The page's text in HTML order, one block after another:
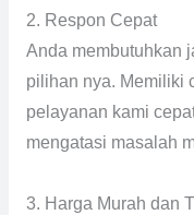
2. Respon Cepat
Anda membutuhkan
pilihan nya. Memiliki
pelayanan kami
mengatasi masalah
3. Harga Murah dan